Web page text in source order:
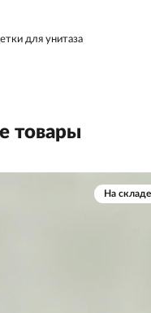
для унитаза
товары
На складе